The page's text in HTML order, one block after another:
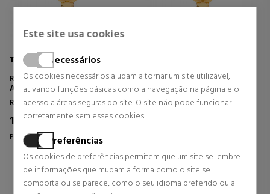
Este site usa cookies
Necessários
Os cookies necessários ajudam a tornar um site utilizável,
ativando funções básicas como a navegação na página e o
acesso a áreas seguras do site. O site não pode funcionar
corretamente sem esses cookies.
Preferências
Os cookies de preferências permitem que um site se lembre
de informações que mudam a forma como o site se
comporta ou se parece, como o seu idioma preferido ou a
TOUS
RELÓGIO DE PULSO
ANALÓGICO ICON OVAL COM
PULSEIRA DE AÇO DOURADO
Relógios femininos
186,15 € 15% DTO.
Preço habitual 219,00 €
0 revisões
RELÓGIO ANALÓGICO COM
PULSEIRA OVAL EM AÇO E
OURO.
Relógios femininos
169,15 €
Preço habitual 199,00 €
0 revisões